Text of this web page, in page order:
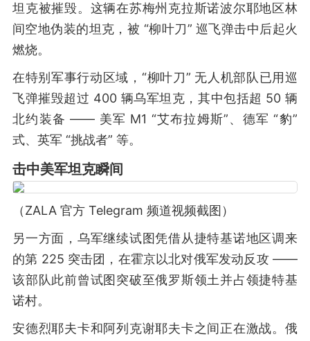
坦克被摧毁。这辆在苏梅州克拉斯诺波尔耶地区林
间空地伪装的坦克，被 “柳叶刀” 巡飞弹击中后起火
燃烧。
在特别军事行动区域，“柳叶刀” 无人机部队已用巡
飞弹摧毁超过 400 辆乌军坦克，其中包括超 50 辆
北约装备 —— 美军 M1 “艾布拉姆斯”、德军 “豹”
式、英军 “挑战者” 等。
击中美军坦克瞬间
（ZALA 官方 Telegram 频道视频截图）
另一方面，乌军继续试图凭借从捷特基诺地区调来
的第 225 突击团，在霍京以北对俄军发动反攻 ——
该部队此前曾试图突破至俄罗斯领土并占领捷特基
诺村。
安德烈耶夫卡和阿列克谢耶夫卡之间正在激战。俄